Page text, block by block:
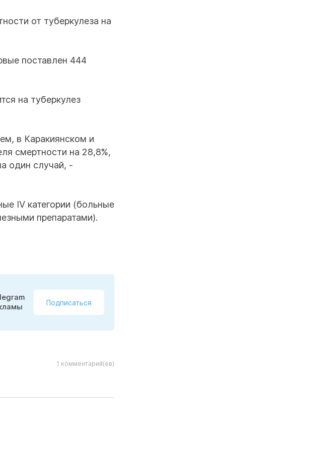
от туберкулеза на
поставлен 444
на туберкулез
в Каракиянском и
смертности на 28,8%,
один случай, -
IV категории (больные
препаратами).
Подписаться
1 комментарий(ев)